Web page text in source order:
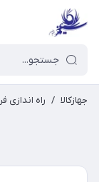
جهازکالا / راه اندازی